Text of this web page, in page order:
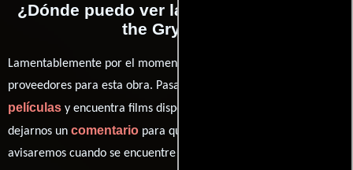
¿Dónde puedo ver la películas Attack of
the Gryphon?
Lamentablemente por el momento no contamos con enlaces a
proveedores para esta obra. Pasa por nuestro catálogo de
películas y encuentra films disponibles. También puedes
dejarnos un comentario para que le demos prioridad y te
avisaremos cuando se encuentre disponible